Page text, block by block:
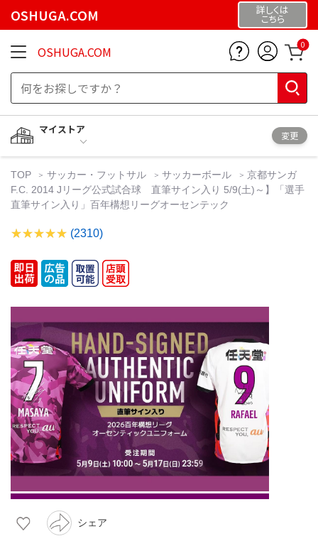
OSHUGA.COM 詳しくは
こちら
OSHUGA.COM 0
マイストア
変更
TOP サッカー・フットサル サッカーボール
京都サンガ
F.C. 2014 Jリーグ公式試合球 直筆サイン入り 5/9(土)～】「選手
直筆サイン入り」百年構想リーグオーセンテック
(2310)
シェア